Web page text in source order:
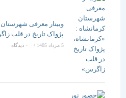
وبینار معرفی شهرستان
پژواک تاریخ در قلب زاگرس»
5 مرداد 1405 / ۰ دیدگاه